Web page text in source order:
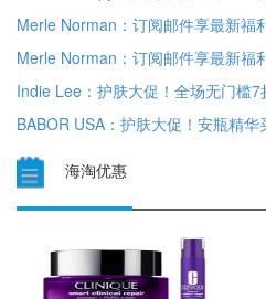
Indie Lee：护肤大促！全场无门槛
BABOR USA：护肤大促！安瓶精
海淘优惠